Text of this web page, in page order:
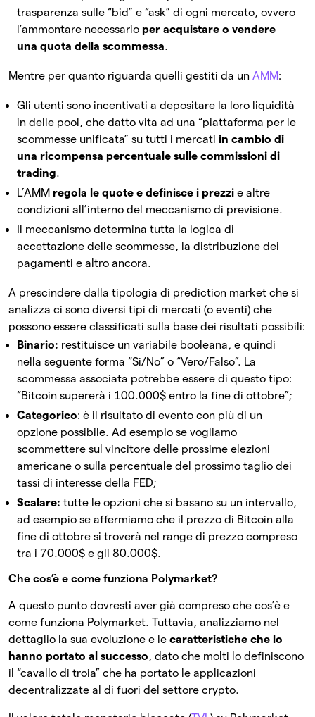
trasparenza sulle “bid” e “ask” di ogni mercato, ovvero
l’ammontare necessario per acquistare o vendere
una quota della scommessa.
Mentre per quanto riguarda quelli gestiti da un AMM:
Gli utenti sono incentivati a depositare la loro liquidità
in delle pool, che datto vita ad una “piattaforma per le
scommesse unificata” su tutti i mercati in cambio di
una ricompensa percentuale sulle commissioni di
trading.
L’AMM regola le quote e definisce i prezzi e altre
condizioni all’interno del meccanismo di previsione.
Il meccanismo determina tutta la logica di
accettazione delle scommesse, la distribuzione dei
pagamenti e altro ancora.
A prescindere dalla tipologia di prediction market che si
analizza ci sono diversi tipi di mercati (o eventi) che
possono essere classificati sulla base dei risultati possibili:
Binario: restituisce un variabile booleana, e quindi
nella seguente forma “Si/No” o “Vero/Falso”. La
scommessa associata potrebbe essere di questo tipo:
“Bitcoin supererà i 100.000$ entro la fine di ottobre”;
Categorico: è il risultato di evento con più di un
opzione possibile. Ad esempio se vogliamo
scommettere sul vincitore delle prossime elezioni
americane o sulla percentuale del prossimo taglio dei
tassi di interesse della FED;
Scalare: tutte le opzioni che si basano su un intervallo,
ad esempio se affermiamo che il prezzo di Bitcoin alla
fine di ottobre si troverà nel range di prezzo compreso
tra i 70.000$ e gli 80.000$.
Che cos’è e come funziona Polymarket?
A questo punto dovresti aver già compreso che cos’è e
come funziona Polymarket. Tuttavia, analizziamo nel
dettaglio la sua evoluzione e le caratteristiche che lo
hanno portato al successo, dato che molti lo definiscono
il “cavallo di troia” che ha portato le applicazioni
decentralizzate al di fuori del settore crypto.